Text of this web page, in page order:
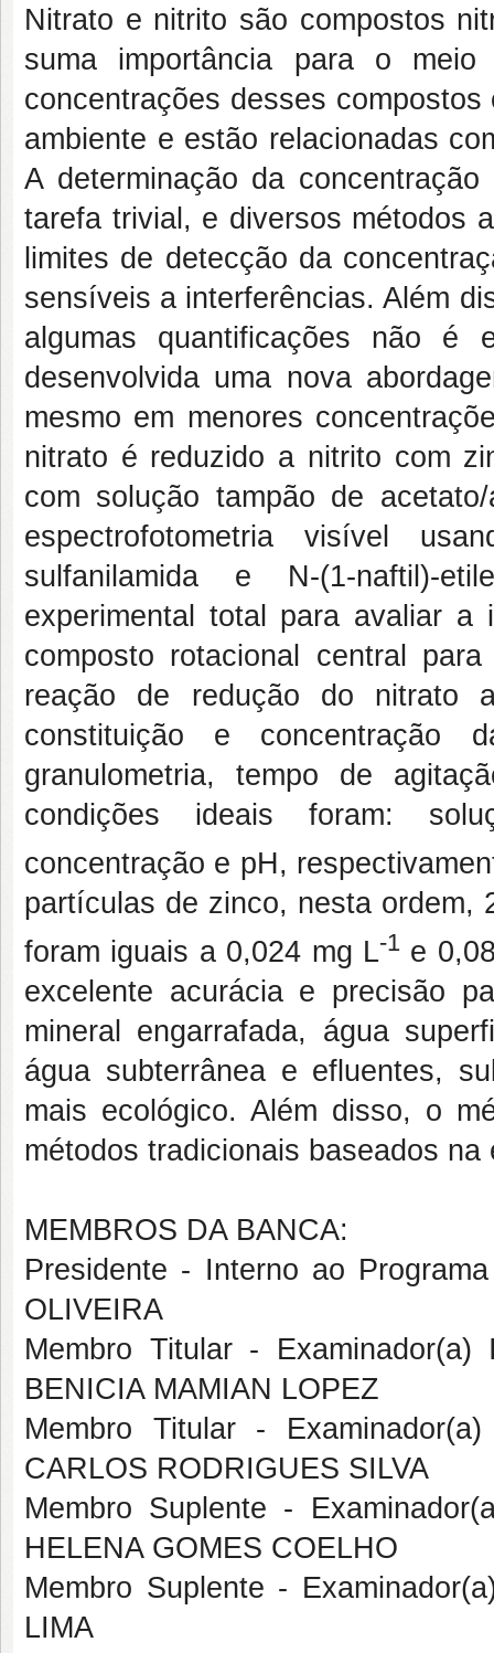
Nitrato e nitrito são compostos
suma importância para o
concentrações desses
ambiente e estão relacionadas
A determinação da
tarefa trivial, e diversos métodos
limites de detecção da
sensíveis a interferências. Além
algumas quantificações não é
desenvolvida uma nova
mesmo em menores
nitrato é reduzido a nitrito com
com solução tampão de
espectrofotometria visível
sulfanilamida e N-(1-naftil)-
experimental total para avaliar a
composto rotacional central
reação de redução do nitrato
constituição e
granulometria, tempo de
condições ideais foram:
concentração e pH,
partículas de zinco, nesta ordem,
foram iguais a 0,024 mg L-1e
excelente acurácia e precisão
mineral engarrafada, água
água subterrânea e efluentes,
mais ecológico. Além disso, o
métodos tradicionais baseados
MEMBROS DA BANCA:
Presidente - Interno ao
OLIVEIRA
Membro Titular -
BENICIA MAMIAN LOPEZ
Membro Titular -
CARLOS RODRIGUES SILVA
Membro Suplente -
HELENA GOMES COELHO
Membro Suplente -
LIMA